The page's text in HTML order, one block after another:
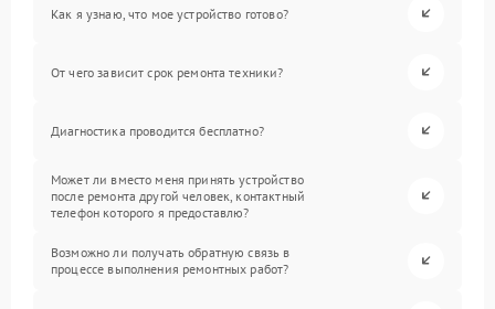
Как я узнаю, что мое устройство готово?
От чего зависит срок ремонта техники?
Диагностика проводится бесплатно?
Может ли вместо меня принять устройство
после ремонта другой человек, контактный
телефон которого я предоставлю?
Возможно ли получать обратную связь в
процессе выполнения ремонтных работ?